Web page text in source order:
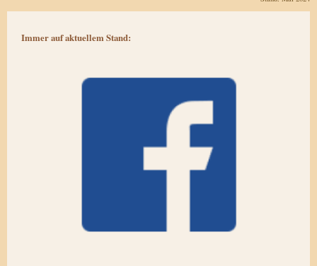
Immer auf aktuellem Stand: